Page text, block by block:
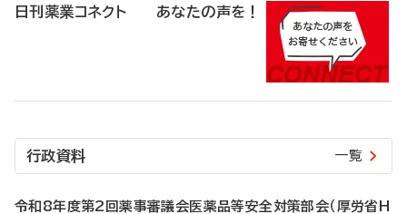
日刊薬業コネクト あなたの声を！
行政資料 一覧
令和8年度第2回薬事審議会医薬品等安全対策部会（厚労省H